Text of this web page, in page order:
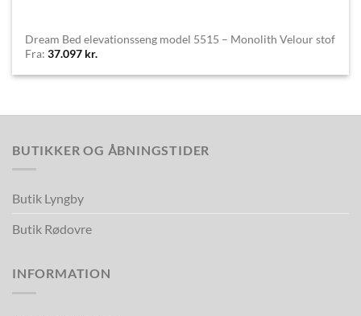
Dream Bed elevationsseng model 5515 – Monolith Velour stof
Fra:37.097 kr.
BUTIKKER OG ÅBNINGSTIDER
Butik Lyngby
Butik Rødovre
INFORMATION